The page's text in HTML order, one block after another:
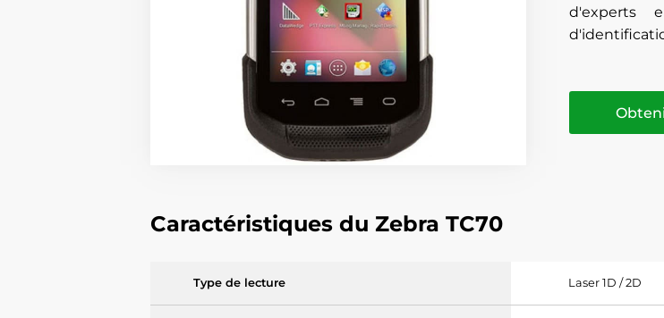
d'experts
Caractéristiques du Zebra TC70
Type de lecture Laser 1D / 2D